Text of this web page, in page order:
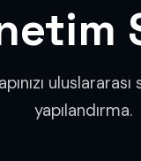
yapılandırma.